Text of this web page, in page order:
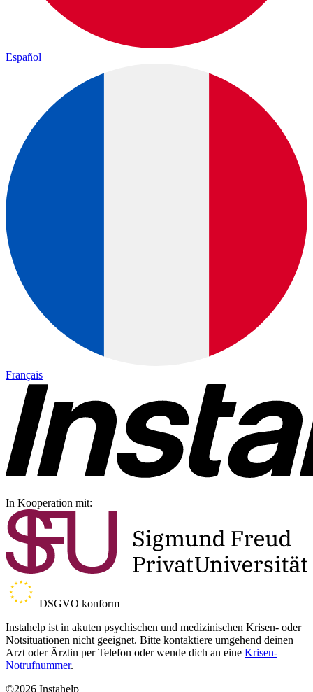
Español
Français
In Kooperation mit:
DSGVO konform
Instahelp ist in akuten psychischen und medizinischen Krisen- oder
Notsituationen nicht geeignet. Bitte kontaktiere umgehend deinen
Arzt oder Ärztin per Telefon oder wende dich an eine Krisen-
Notrufnummer.
©2026 Instahelp